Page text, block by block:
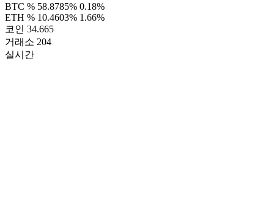
BTC % 58.8785% 0.18%
ETH % 10.4603% 1.66%
코인 34.665
거래소 204
실시간